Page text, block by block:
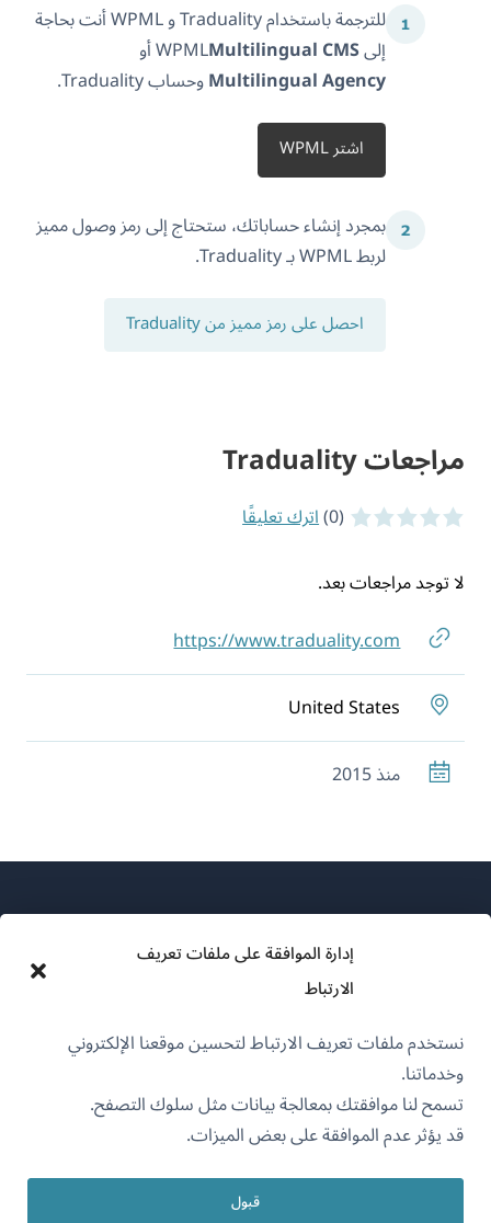
إدارة الموافقة على ملفات تعريف
الارتباط
نستخدم ملفات تعريف الارتباط لتحسين موقعنا الإلكتروني
وخدماتنا.
تسمح لنا موافقتك بمعالجة بيانات مثل سلوك التصفح.
قد يؤثر عدم الموافقة على بعض الميزات.
قبول
للترجمة باستخدام Traduality و WPML أنت بحاجة
إلى WPMLMultilingual CMS
أو
Multilingual Agencyوحساب Traduality.
اشتر WPML
بمجرد إنشاء حساباتك، ستحتاج إلى رمز وصول مميز
لربط WPML بـ Traduality.
احصل على رمز مميز من Traduality
مراجعات Traduality
0 of 5 stars
(0) اترك تعليقًا
لا توجد مراجعات بعد.
https://www.traduality.com
United States
منذ 2015
سياسة GDPR والخصوصية
انضم إلى فريقنا (يفتح
جديدة)
(يفتح
نافذة
(يفتح
نافذة
(يفتح